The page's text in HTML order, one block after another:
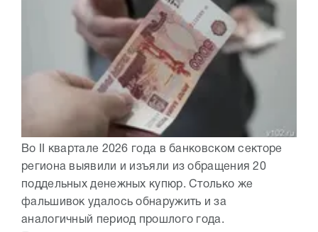
Во II квартале 2026 года в банковском секторе
региона выявили и изъяли из обращения 20
поддельных денежных купюр. Столько же
фальшивок удалось обнаружить и за
аналогичный период прошлого года.